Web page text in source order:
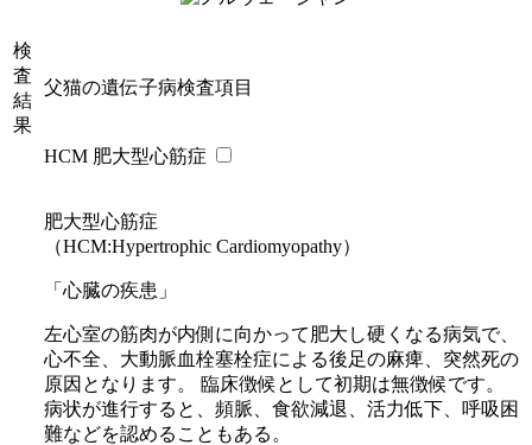
検
査
結
果
父猫の遺伝子病検査項目
HCM 肥大型心筋症
肥大型心筋症
（HCM:Hypertrophic Cardiomyopathy）
「心臓の疾患」
左心室の筋肉が内側に向かって肥大し硬くなる病気で、
心不全、大動脈血栓塞栓症による後足の麻痺、突然死の
原因となります。 臨床徴候として初期は無徴候です。
病状が進行すると、頻脈、食欲減退、活力低下、呼吸困
難などを認めることもある。